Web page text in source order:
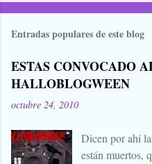
r
i
s
Entradas populares de este blog
ESTAS CONVOCADO
HALLOBLOGWEEN
octubre 24, 2010
Dicen por ahí
están muertos,